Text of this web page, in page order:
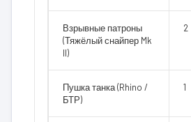
Взрывные патроны
(Тяжёлый снайпер Mk
II)
2
Пушка танка (Rhino /
БТР)
1